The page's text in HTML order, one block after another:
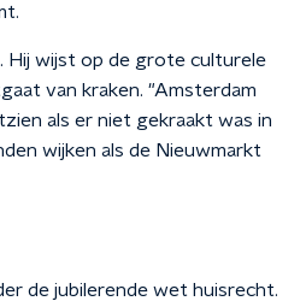
Hij wijst op de grote culturele
van kraken. "Amsterdam
als er niet gekraakt was in
wijken als de Nieuwmarkt
de jubilerende wet huisrecht.